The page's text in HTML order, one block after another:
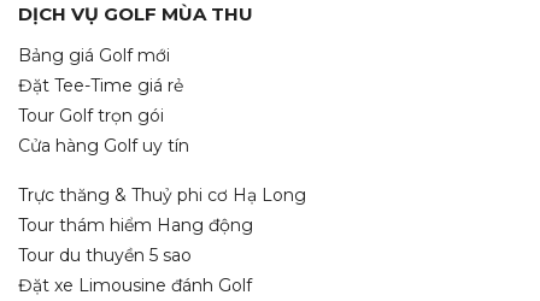
DỊCH VỤ GOLF MÙA THU
Bảng giá Golf mới
Đặt Tee-Time giá rẻ
Tour Golf trọn gói
Cửa hàng Golf uy tín
Trực thăng & Thuỷ phi cơ Hạ Long
Tour thám hiểm Hang động
Tour du thuyền 5 sao
Đặt xe Limousine đánh Golf